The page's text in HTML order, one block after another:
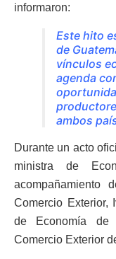
informaron:
Este hito
de
vínculos
agenda
ambos
Durante un acto
ministra de
acompañamiento
Comercio Exterior,
de Economía de
Comercio Exterior